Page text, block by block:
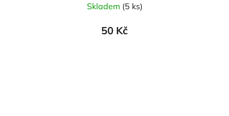
Skladem (5 ks)
50 Kč